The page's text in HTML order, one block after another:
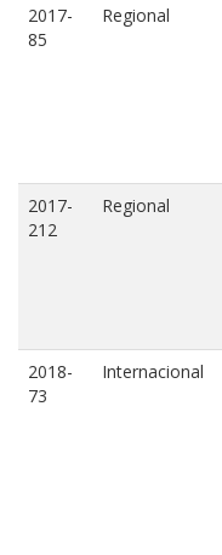
2017-
85
Regional
2017-
212
Regional
2018-
73
Internacional